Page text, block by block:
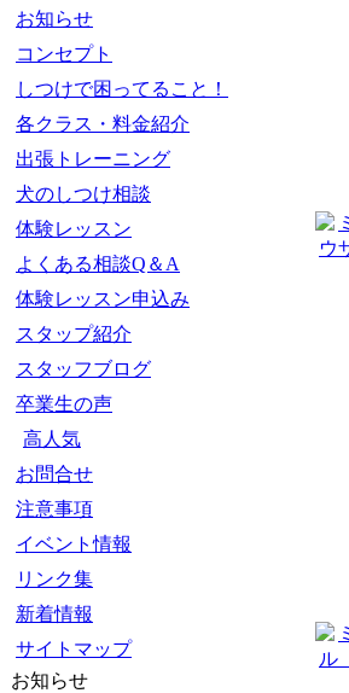
お知らせ
コンセプト
しつけで困ってること！
各クラス・料金紹介
出張トレーニング
犬のしつけ相談
体験レッスン
よくある相談Q＆A
体験レッスン申込み
スタップ紹介
スタッフブログ
卒業生の声
高人気
お問合せ
注意事項
イベント情報
リンク集
新着情報
サイトマップ
お知らせ